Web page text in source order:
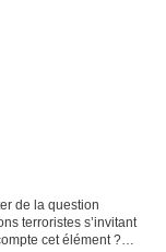
de la question
terroristes s’invitant
cet élément ?